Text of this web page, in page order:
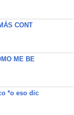
CONT
ME BE
*o eso dic